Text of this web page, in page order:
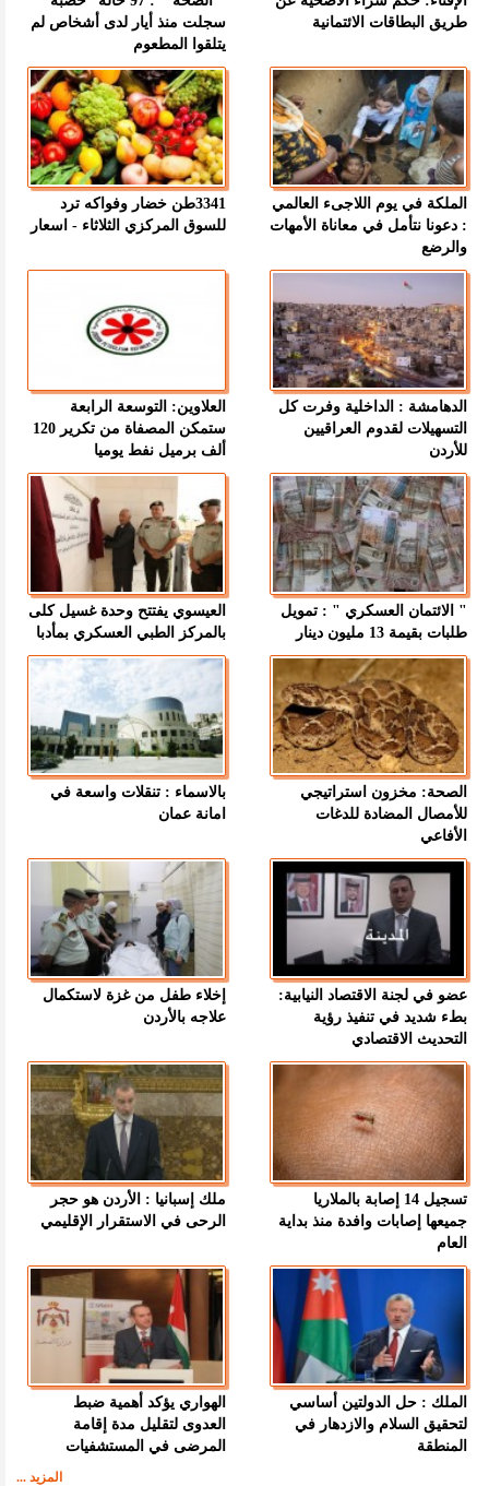
طريق البطاقات الائتمانية
سجلت منذ أيار لدى أشخاص لم
يتلقوا المطعوم
الملكة في يوم اللاجىء العالمي
: دعونا نتأمل في معاناة الأمهات
والرضع
3341طن خضار وفواكه ترد
للسوق المركزي الثلاثاء - اسعار
الدهامشة : الداخلية وفرت كل
التسهيلات لقدوم العراقيين
للأردن
العلاوين: التوسعة الرابعة
ستمكن المصفاة من تكرير 120
ألف برميل نفط يوميا
" الائتمان العسكري " : تمويل
طلبات بقيمة 13 مليون دينار
العيسوي يفتتح وحدة غسيل كلى
بالمركز الطبي العسكري بمأدبا
الصحة: مخزون استراتيجي
للأمصال المضادة للدغات
الأفاعي
بالاسماء : تنقلات واسعة في
امانة عمان
عضو في لجنة الاقتصاد النيابية:
بطء شديد في تنفيذ رؤية
التحديث الاقتصادي
إخلاء طفل من غزة لاستكمال
علاجه بالأردن
تسجيل 14 إصابة بالملاريا
جميعها إصابات وافدة منذ بداية
العام
ملك إسبانيا : الأردن هو حجر
الرحى في الاستقرار الإقليمي
الملك : حل الدولتين أساسي
لتحقيق السلام والازدهار في
المنطقة
الهواري يؤكد أهمية ضبط
العدوى لتقليل مدة إقامة
المرضى في المستشفيات
المزيد ...